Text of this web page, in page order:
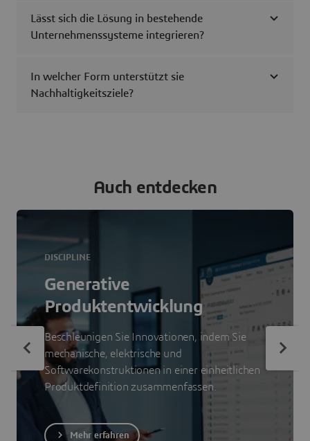
Lässt sich die Lösung in bestehende
Unternehmenssysteme integrieren?
In welcher Form unterstützt sie
Nachhaltigkeitsziele?
Auch entdecken
DISCIPLINE
Generative
Produktentwicklung
Beschleunigen Sie Innovationen, indem Sie
mechanische, elektrische und
Softwarekonstruktionen in einer einheitlichen
Produktdefinition zusammenfassen.
Mehr erfahren